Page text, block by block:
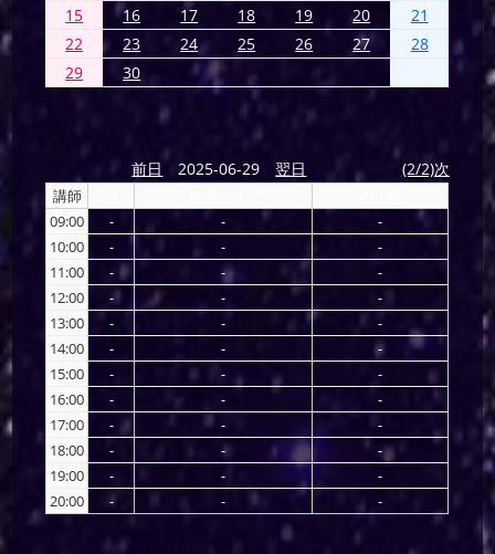
15
16 17 18 19 20
21
22
23 24 25 26 27
28
29
30
前日 2025-06-29 翌日 (2/2)次
講師
09:00
- -
-
10:00
- -
-
11:00
- -
-
12:00
- -
-
13:00
- -
-
14:00
- -
-
15:00
- -
-
16:00
- -
-
17:00
- -
-
18:00
- -
-
19:00
- -
-
20:00
- - -